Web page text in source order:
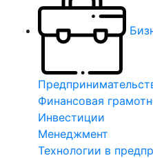
Финансовая
Инвестиции
Менеджмент
Технологии в